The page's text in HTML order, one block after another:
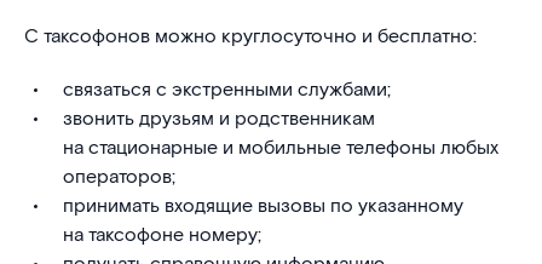
С таксофонов можно круглосуточно и бесплатно:
связаться с экстренными службами;
звонить друзьям и родственникам
на стационарные и мобильные телефоны любых
операторов;
принимать входящие вызовы по указанному
на таксофоне номеру;